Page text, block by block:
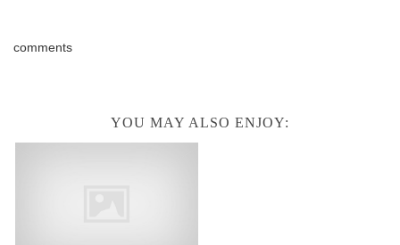
comments
YOU MAY ALSO ENJOY: